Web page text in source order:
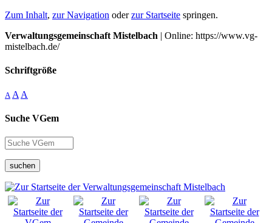
Zum Inhalt, zur Navigation oderzur Startseite springen.
Verwaltungsgemeinschaft Mistelbach | Online: https://www.vg-
mistelbach.de/
Schriftgröße
A A A
Suche VGem
suchen